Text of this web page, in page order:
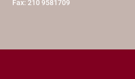
Fax: 210 9581709